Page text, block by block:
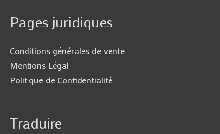
Pages juridiques
Conditions générales de vente
Mentions Légal
Politique de Confidentialité
Traduire